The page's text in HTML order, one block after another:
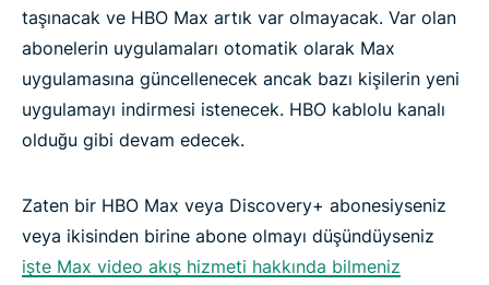
taşınacak ve HBO Max artık var olmayacak. Var olan
abonelerin uygulamaları otomatik olarak Max
uygulamasına güncellenecek ancak bazı kişilerin yeni
uygulamayı indirmesi istenecek. HBO kablolu kanalı
olduğu gibi devam edecek.
Zaten bir HBO Max veya Discovery+ abonesiyseniz
veya ikisinden birine abone olmayı düşündüyseniz
işte Max video akış hizmeti hakkında bilmeniz